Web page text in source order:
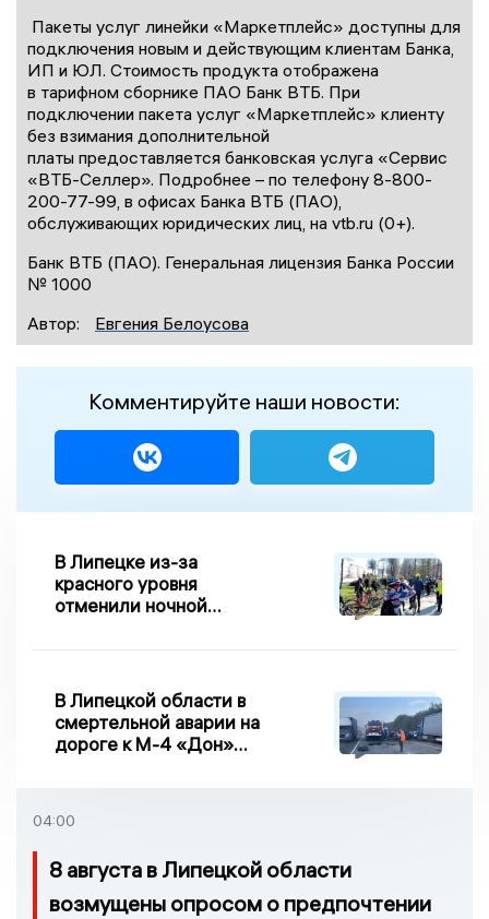
Пакеты услуг линейки «Маркетплейс» доступны для
подключения новым и действующим клиентам Банка,
ИП и ЮЛ. Стоимость продукта отображена
в тарифном сборнике ПАО Банк ВТБ. При
подключении пакета услуг «Маркетплейс» клиенту
без взимания дополнительной
платы предоставляется банковская услуга «Сервис
«ВТБ-Селлер». Подробнее – по телефону 8-800-
200-77-99, в офисах Банка ВТБ (ПАО),
обслуживающих юридических лиц, на vtb.ru (0+).
Банк ВТБ (ПАО). Генеральная лицензия Банка России
№ 1000
Автор:
Евгения Белоусова
Комментируйте наши новости:
В Липецке из-за
красного уровня
отменили ночной
В Липецкой области в
смертельной аварии на
дороге к М-4 «Дон»
04:00
8 августа в Липецкой области
возмущены опросом о предпочтении